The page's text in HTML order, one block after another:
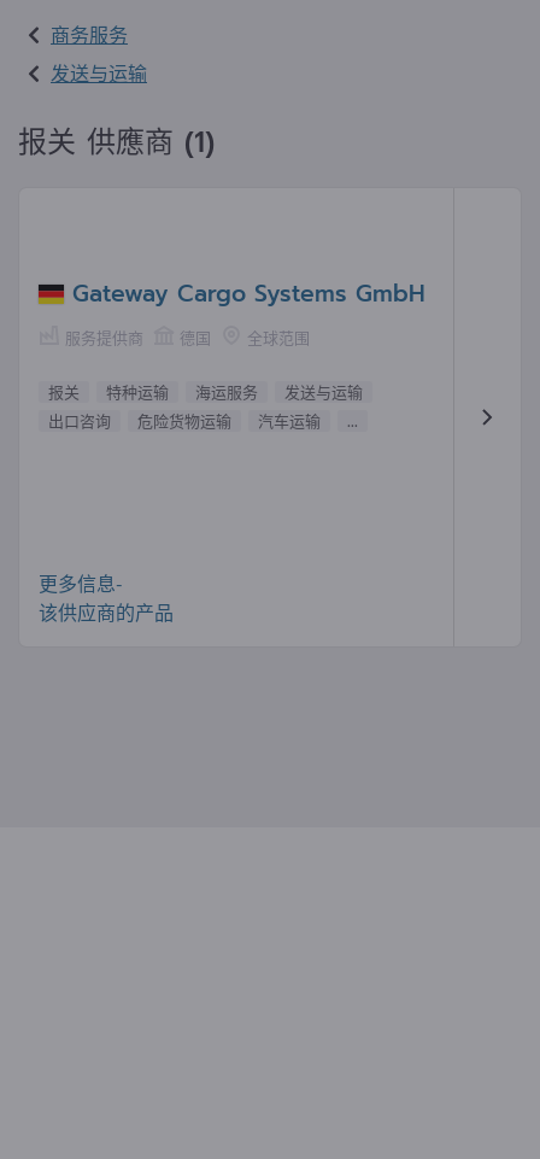
商务服务
发送与运输
报关 供應商 (1)
Gateway Cargo Systems GmbH
服务提供商 德国 全球范围
报关 特种运输 海运服务
发送与运输
出口咨询
危险货物运输 汽车运输 ...
更多信息-
该供应商的产品